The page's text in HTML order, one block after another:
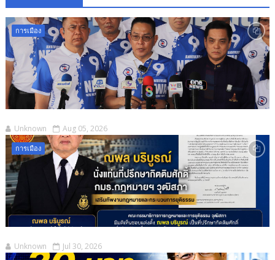
การเมือง
Unknown Aug 05, 2026
การเมือง
Unknown Jul 30, 2026